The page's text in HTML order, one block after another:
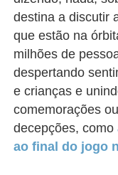
destina a discutir
que estão na
milhões de
despertando
e crianças e
comemorações
decepções, como
ao final do jogo